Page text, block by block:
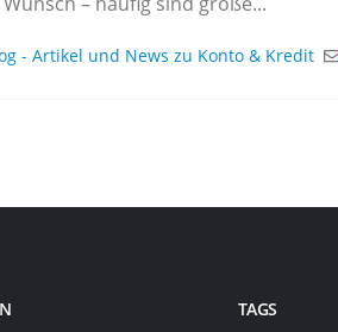
- Artikel und News zu Konto & Kredit
TAGS